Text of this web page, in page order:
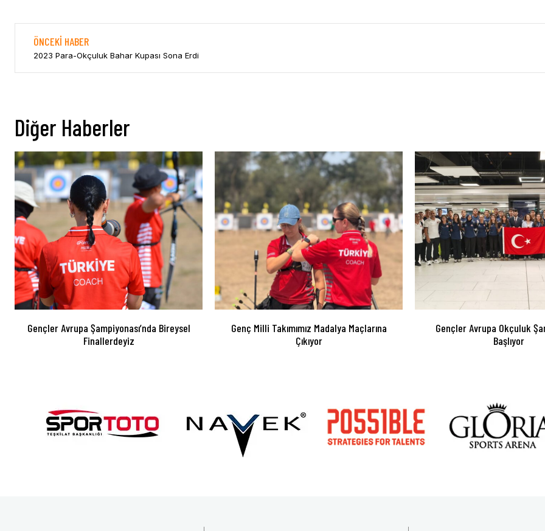
ÖNCEKI HABER
2023 Para-Okçuluk Bahar Kupası Sona Erdi
Diğer Haberler
Gençler Avrupa Şampiyonası’nda Bireysel
Finallerdeyiz
Genç Milli Takımımız Madalya Maçlarına
Çıkıyor
Gençler Avrupa Okçuluk
Başlıyor